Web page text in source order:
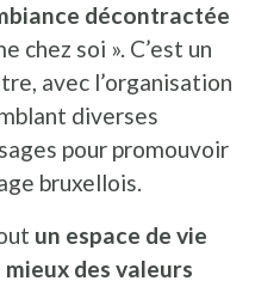
décontractée
chez soi ». C’est un
avec l’organisation
diverses
pour promouvoir
bruxellois.
un espace de vie
des valeurs